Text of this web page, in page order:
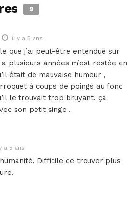
9
il y a 5 ans
que j’ai peut-être entendue sur
plusieurs années m’est restée en
était de mauvaise humeur ,
à coups de poings au fond
le trouvait trop bruyant. ça
son petit singe .
a 5 ans
Difficile de trouver plus